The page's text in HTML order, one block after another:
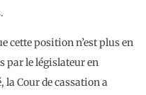
cette position n’est plus en
par le législateur en
la Cour de cassation a